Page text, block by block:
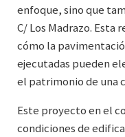
enfoque, sino que
C/ Los Madrazo.
cómo la
ejecutadas pueden
el patrimonio de una
Este proyecto en el
condiciones de